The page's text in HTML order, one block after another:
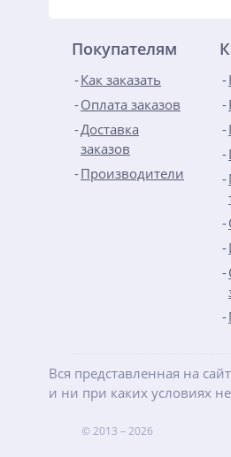
Покупателям
Как заказать
Оплата заказов
Доставка
заказов
Производители
Вся представленная на
и ни при каких условиях
© 2013 – 2026